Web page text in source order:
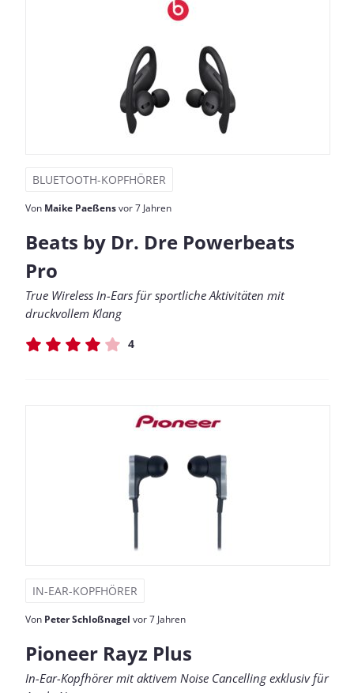
BLUETOOTH-KOPFHÖRER
Von Maike Paeßensvor 7 Jahren
Beats by Dr. Dre Powerbeats
Pro
True Wireless In-Ears für sportliche Aktivitäten mit
druckvollem Klang
4
IN-EAR-KOPFHÖRER
Von Peter Schloßnagel vor 7 Jahren
Pioneer Rayz Plus
In-Ear-Kopfhörer mit aktivem Noise Cancelling exklusiv für